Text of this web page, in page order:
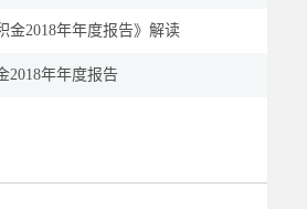
金2018年年度报告》解读
2018年年度报告